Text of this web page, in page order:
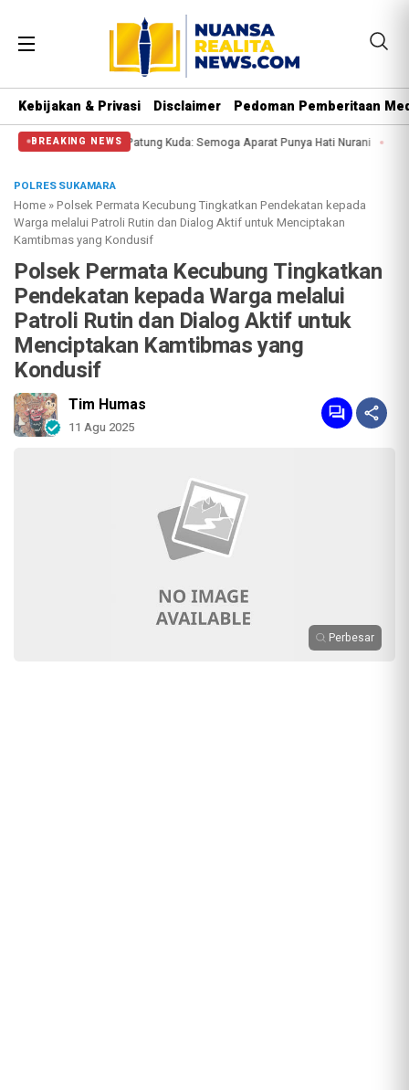
Kebijakan & Privasi Disclaimer Pedoman Pemberitaan
BREAKING NEWS
di Patung Kuda: Semoga Aparat Punya Hati Nurani Massa Reuni 212
POLRES SUKAMARA
Home »Polsek Permata Kecubung Tingkatkan Pendekatan kepada
Warga melalui Patroli Rutin dan Dialog Aktif untuk Menciptakan
Kamtibmas yang Kondusif
Polsek Permata Kecubung Tingkatkan
Pendekatan kepada Warga melalui
Patroli Rutin dan Dialog Aktif untuk
Menciptakan Kamtibmas yang
Kondusif
Tim Humas
11 Agu 2025
Perbesar